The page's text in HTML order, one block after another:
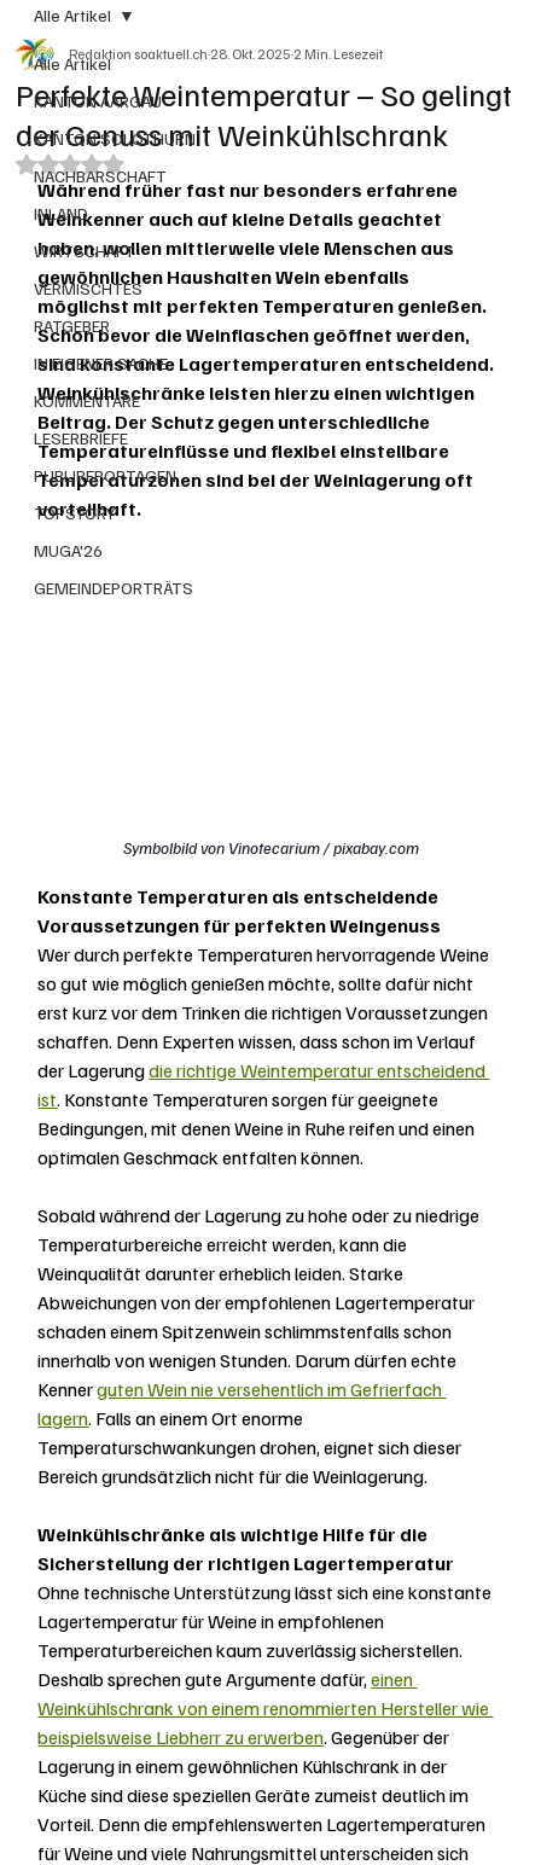
Alle Artikel
KANTON AARGAU
KANTON SOLOTHURN
NACHBARSCHAFT
INLAND
WIRTSCHAFT
VERMISCHTES
RATGEBER
IN EIGENER SACHE
KOMMENTARE
LESERBRIEFE
PUBLIREPORTAGEN
TOPSTORY
MUGA'26
GEMEINDEPORTRÄTS
Alle Artikel
Perfekte Weintemperatur – So gelingt
der Genuss mit Weinkühlschrank
Redaktion soaktuell.ch28. Okt. 20252 Min. Lesezeit
Mit NaN von 5 Sternen bewertet.
Während früher fast nur besonders erfahrene
Weinkenner auch auf kleine Details geachtet
haben, wollen mittlerweile viele Menschen aus
gewöhnlichen Haushalten Wein ebenfalls
möglichst mit perfekten Temperaturen genießen.
Schon bevor die Weinflaschen geöffnet werden,
sind konstante Lagertemperaturen entscheidend.
Weinkühlschränke leisten hierzu einen wichtigen
Beitrag. Der Schutz gegen unterschiedliche
Temperatureinflüsse und flexibel einstellbare
Temperaturzonen sind bei der Weinlagerung oft
vorteilhaft.
Symbolbild von Vinotecarium / pixabay.com
Konstante Temperaturen als entscheidende
Voraussetzungen für perfekten Weingenuss
Wer durch perfekte Temperaturen hervorragende Weine
so gut wie möglich genießen möchte, sollte dafür nicht
erst kurz vor dem Trinken die richtigen Voraussetzungen
schaffen. Denn Experten wissen, dass schon im Verlauf
der Lagerung die richtige Weintemperatur entscheidend
ist. Konstante Temperaturen sorgen für geeignete
Bedingungen, mit denen Weine in Ruhe reifen und einen
optimalen Geschmack entfalten können.
Sobald während der Lagerung zu hohe oder zu niedrige
Temperaturbereiche erreicht werden, kann die
Weinqualität darunter erheblich leiden. Starke
Abweichungen von der empfohlenen Lagertemperatur
schaden einem Spitzenwein schlimmstenfalls schon
innerhalb von wenigen Stunden. Darum dürfen echte
Kenner guten Wein nie versehentlich im Gefrierfach
lagern. Falls an einem Ort enorme
Temperaturschwankungen drohen, eignet sich dieser
Bereich grundsätzlich nicht für die Weinlagerung.
Weinkühlschränke als wichtige Hilfe für die
Sicherstellung der richtigen Lagertemperatur
Ohne technische Unterstützung lässt sich eine konstante
Lagertemperatur für Weine in empfohlenen
Temperaturbereichen kaum zuverlässig sicherstellen.
Deshalb sprechen gute Argumente dafür, einen
Weinkühlschrank von einem renommierten Hersteller wie
beispielsweise Liebherr zu erwerben. Gegenüber der
Lagerung in einem gewöhnlichen Kühlschrank in der
Küche sind diese speziellen Geräte zumeist deutlich im
Vorteil. Denn die empfehlenswerten Lagertemperaturen
für Weine und viele Nahrungsmittel unterscheiden sich